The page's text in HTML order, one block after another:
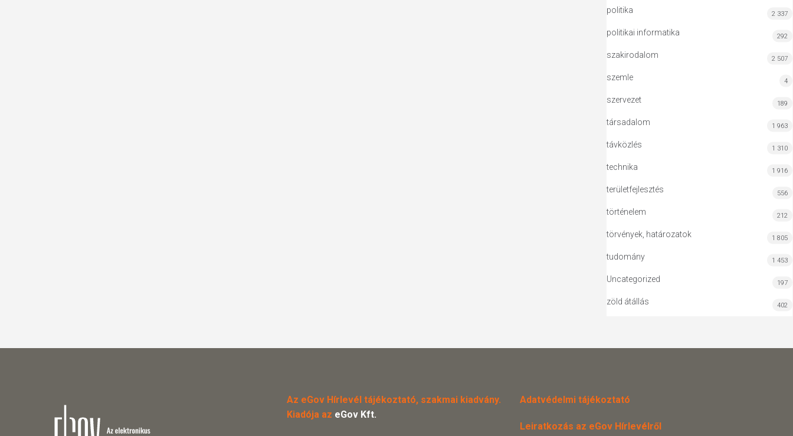
politika 2 337
politikai informatika 292
szakirodalom 2 507
szemle 4
szervezet 189
társadalom 1 963
távközlés 1 310
technika 1 916
területfejlesztés 556
történelem 212
törvények, határozatok 1 805
tudomány 1 453
Uncategorized 197
zöld átállás 402
Az eGov Hírlevél tájékoztató, szakmai kiadvány.
Kiadója az eGov Kft.
Adatvédelmi tájékoztató
Leiratkozás az eGov Hírlevélről